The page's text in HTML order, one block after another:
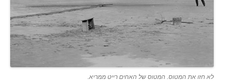
לא חזו את המטוס. המטוס של האחים רייט ממריא.